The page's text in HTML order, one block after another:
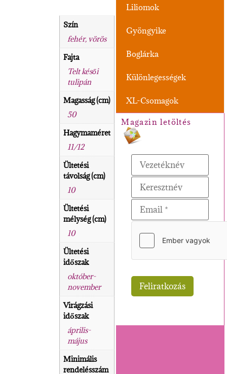
Liliomok
Gyöngyike
Boglárka
Különlegességek
XL-Csomagok
Magazin letöltés
Szín
fehér, vörös
Fajta
Telt késői
tulipán
Magasság (cm)
50
Hagymaméret
11/12
Ültetési
távolság (cm)
10
Ültetési
mélység (cm)
10
Ültetési
időszak
október-
november
Virágzási
időszak
április-
május
Minimális
rendelésszám